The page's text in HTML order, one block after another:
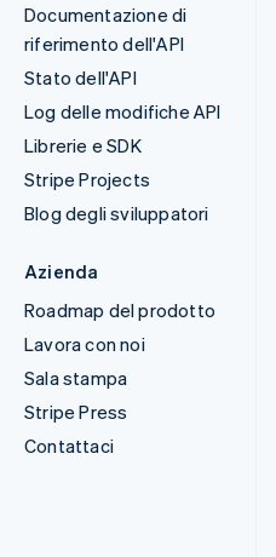
Documentazione di
riferimento dell'API
Stato dell'API
Log delle modifiche API
Librerie e SDK
Stripe Projects
Blog degli sviluppatori
Azienda
Roadmap del prodotto
Lavora con noi
Sala stampa
Stripe Press
Contattaci